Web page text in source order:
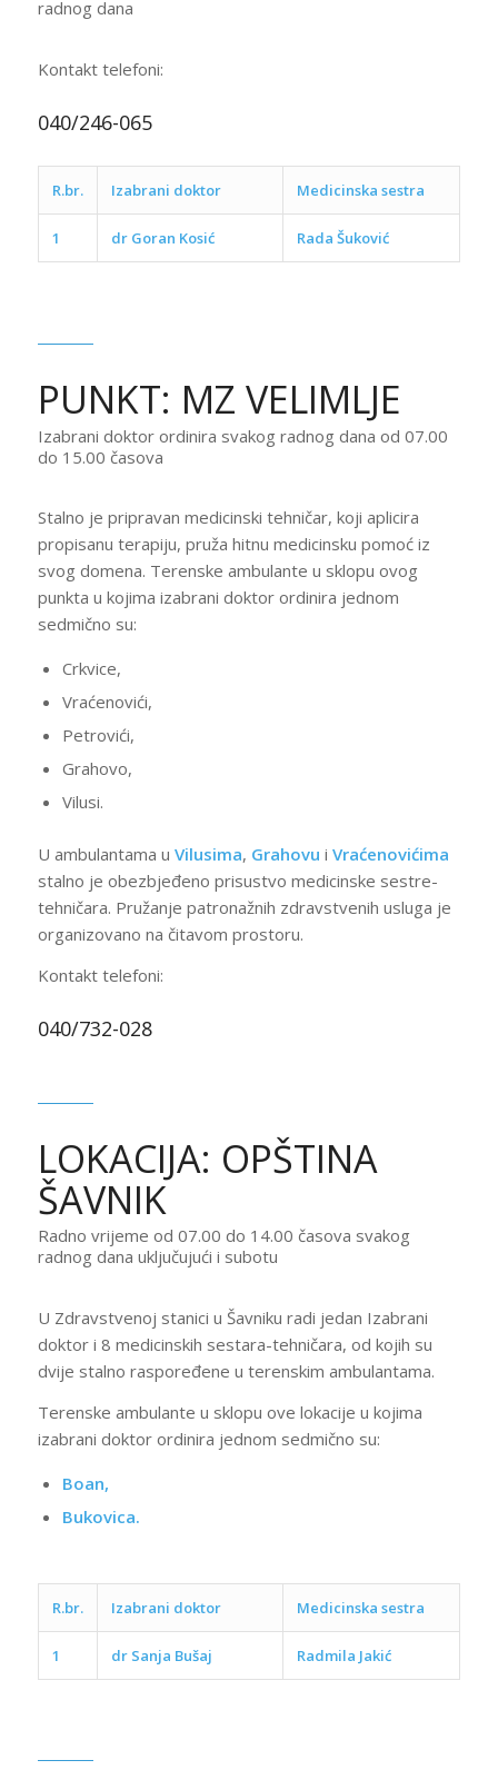
radnog dana
Kontakt telefoni:
040/246-065
R.br. Izabrani doktor Medicinska sestra
1 dr Goran Kosić Rada Šuković
PUNKT: MZ VELIMLJE
Izabrani doktor ordinira svakog radnog dana od 07.00
do 15.00 časova
Stalno je pripravan medicinski tehničar, koji aplicira
propisanu terapiju, pruža hitnu medicinsku pomoć iz
svog domena. Terenske ambulante u sklopu ovog
punkta u kojima izabrani doktor ordinira jednom
sedmično su:
Crkvice,
Vraćenovići,
Petrovići,
Grahovo,
Vilusi.
U ambulantama u Vilusima, Grahovu i Vraćenovićima
stalno je obezbjeđeno prisustvo medicinske sestre-
tehničara. Pružanje patronažnih zdravstvenih usluga je
organizovano na čitavom prostoru.
Kontakt telefoni:
040/732-028
LOKACIJA: OPŠTINA
ŠAVNIK
Radno vrijeme od 07.00 do 14.00 časova svakog
radnog dana uključujući i subotu
U Zdravstvenoj stanici u Šavniku radi jedan Izabrani
doktor i 8 medicinskih sestara-tehničara, od kojih su
dvije stalno raspoređene u terenskim ambulantama.
Terenske ambulante u sklopu ove lokacije u kojima
izabrani doktor ordinira jednom sedmično su:
Boan,
Bukovica.
R.br. Izabrani doktor Medicinska sestra
1 dr Sanja Bušaj Radmila Jakić